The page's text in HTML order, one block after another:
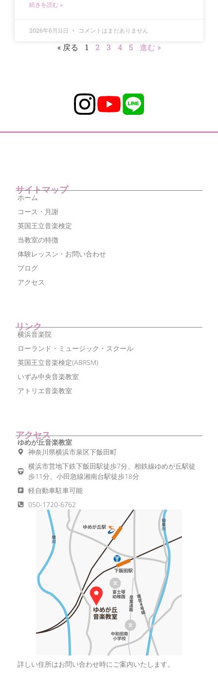
続きを読む »
2026年6月11日 コメントはまだありません
« 戻る 1 2 3 4 5 進む »
サイトマップ
ホーム
コース・月謝
英国王立音楽検定
当教室の特徴
体験レッスン・お問い合わせ
ブログ
アクセス
リンク
横浜音楽院
ローランド・ミュージック・スクール
英国王立音楽検定(ABRSM)
いずみ中央音楽教室
アトリエ音楽教室
アクセス
ゆめが丘音楽教室
神奈川県横浜市泉区下飯田町
横浜市営地下鉄下飯田駅徒歩7分、相鉄線ゆめが丘駅徒
歩11分、小田急線湘南台駅徒歩18分
軽自動車駐車可能
050-1720-6762
詳しい住所はお問い合わせ時にご案内いたします。